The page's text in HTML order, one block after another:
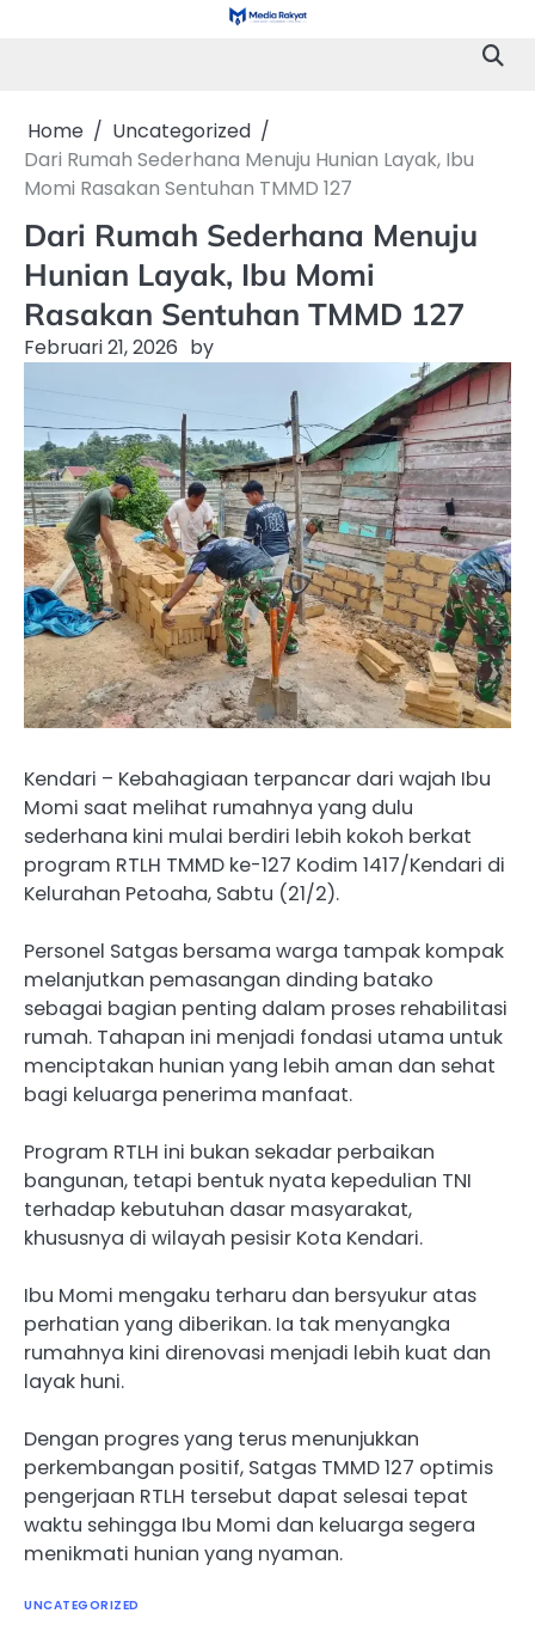
Home
Uncategorized
Dari Rumah Sederhana Menuju Hunian Layak, Ibu
Momi Rasakan Sentuhan TMMD 127
Dari Rumah Sederhana Menuju
Hunian Layak, Ibu Momi
Rasakan Sentuhan TMMD 127
Februari 21, 2026 by
Kendari – Kebahagiaan terpancar dari wajah Ibu
Momi saat melihat rumahnya yang dulu
sederhana kini mulai berdiri lebih kokoh berkat
program RTLH TMMD ke-127 Kodim 1417/Kendari di
Kelurahan Petoaha, Sabtu (21/2).
Personel Satgas bersama warga tampak kompak
melanjutkan pemasangan dinding batako
sebagai bagian penting dalam proses rehabilitasi
rumah. Tahapan ini menjadi fondasi utama untuk
menciptakan hunian yang lebih aman dan sehat
bagi keluarga penerima manfaat.
Program RTLH ini bukan sekadar perbaikan
bangunan, tetapi bentuk nyata kepedulian TNI
terhadap kebutuhan dasar masyarakat,
khususnya di wilayah pesisir Kota Kendari.
Ibu Momi mengaku terharu dan bersyukur atas
perhatian yang diberikan. Ia tak menyangka
rumahnya kini direnovasi menjadi lebih kuat dan
layak huni.
Dengan progres yang terus menunjukkan
perkembangan positif, Satgas TMMD 127 optimis
pengerjaan RTLH tersebut dapat selesai tepat
waktu sehingga Ibu Momi dan keluarga segera
menikmati hunian yang nyaman.
UNCATEGORIZED